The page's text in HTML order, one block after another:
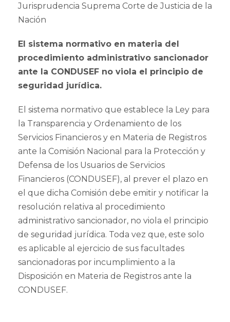
Jurisprudencia Suprema Corte de Justicia de la
Nación
El sistema normativo en materia del
procedimiento administrativo sancionador
ante la CONDUSEF no viola el principio de
seguridad jurídica.
El sistema normativo que establece la Ley para
la Transparencia y Ordenamiento de los
Servicios Financieros y en Materia de Registros
ante la Comisión Nacional para la Protección y
Defensa de los Usuarios de Servicios
Financieros (CONDUSEF), al prever el plazo en
el que dicha Comisión debe emitir y notificar la
resolución relativa al procedimiento
administrativo sancionador, no viola el principio
de seguridad jurídica. Toda vez que, este solo
es aplicable al ejercicio de sus facultades
sancionadoras por incumplimiento a la
Disposición en Materia de Registros ante la
CONDUSEF.